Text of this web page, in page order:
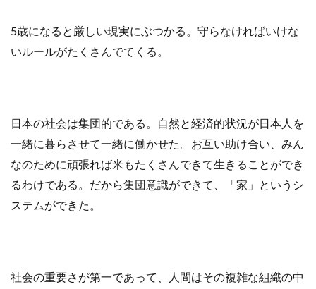
5歳になると厳しい現実にぶつかる。守らなければいけな
いルールがたくさんでてくる。
日本の社会は集団的である。自然と経済的状況が日本人を
一緒に暮らさせて一緒に働かせた。お互い助け合い、みん
なのために頑張れば米もたくさんできて生きることができ
るわけである。だから集団意識ができて、「家」というシ
ステムができた。
社会の重要さが第一であって、人間はその複雑な組織の中